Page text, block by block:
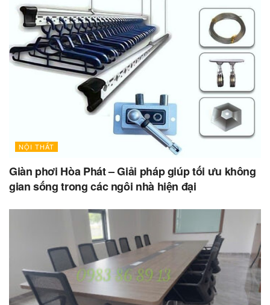
NỘI THẤT
Giàn phơi Hòa Phát – Giải pháp giúp tối ưu không
gian sống trong các ngôi nhà hiện đại